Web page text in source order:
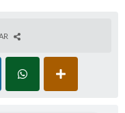
às 11h00 e das
(18) 3841-9090.
de 2020.JOSÉ
Cultura,